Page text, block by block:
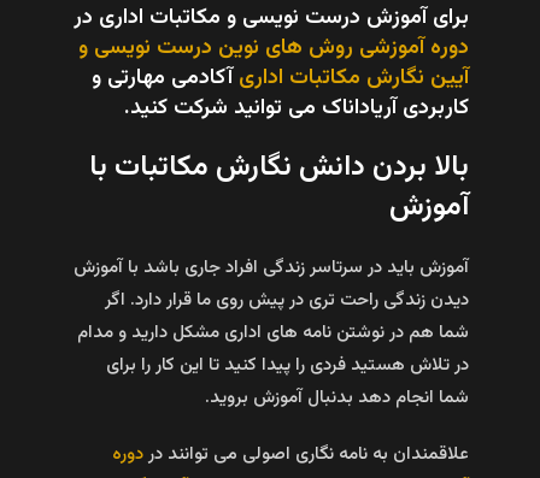
برای آموزش درست نویسی و مکاتبات اداری در
دوره آموزشی روش های نوین درست نویسی و
آیین نگارش مکاتبات اداریآکادمی مهارتی و
کاربردی آریاداناک می توانید شرکت کنید.
بالا بردن دانش نگارش مکاتبات با
آموزش
آموزش باید در سرتاسر زندگی افراد جاری باشد با آموزش
دیدن زندگی راحت تری در پیش روی ما قرار دارد. اگر
شما هم در نوشتن نامه های اداری مشکل دارید و مدام
در تلاش هستید فردی را پیدا کنید تا این کار را برای
شما انجام دهد بدنبال آموزش بروید.
علاقمندان به نامه نگاری اصولی می توانند دردوره